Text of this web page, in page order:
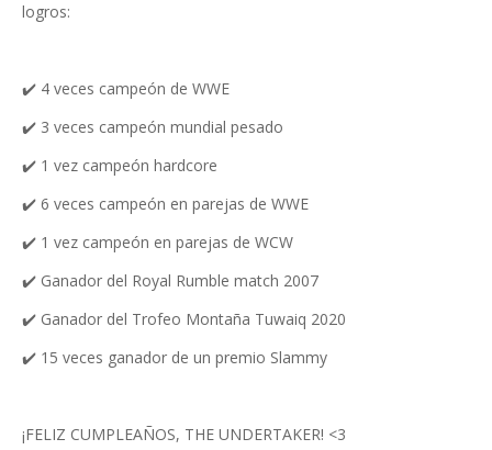
logros:
✔️ 4 veces campeón de WWE
✔️ 3 veces campeón mundial pesado
✔️ 1 vez campeón hardcore
✔️ 6 veces campeón en parejas de WWE
✔️ 1 vez campeón en parejas de WCW
✔️ Ganador del Royal Rumble match 2007
✔️ Ganador del Trofeo Montaña Tuwaiq 2020
✔️ 15 veces ganador de un premio Slammy
¡FELIZ CUMPLEAÑOS, THE UNDERTAKER! <3